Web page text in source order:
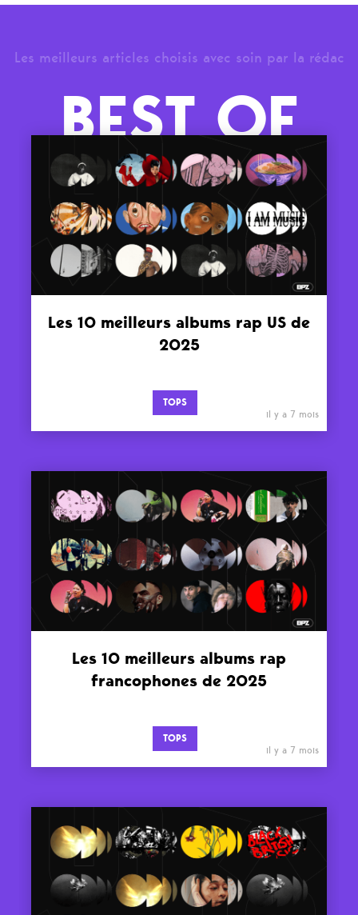
Les meilleurs articles choisis avec soin par la rédac
BEST OF
Les 10 meilleurs albums rap US de
2025
TOPS
il y a 7 mois
Les 10 meilleurs albums rap
francophones de 2025
TOPS
il y a 7 mois